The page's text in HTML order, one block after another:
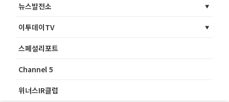
뉴스발전소
이투데이TV
스페셜리포트
Channel 5
위너스IR클럽